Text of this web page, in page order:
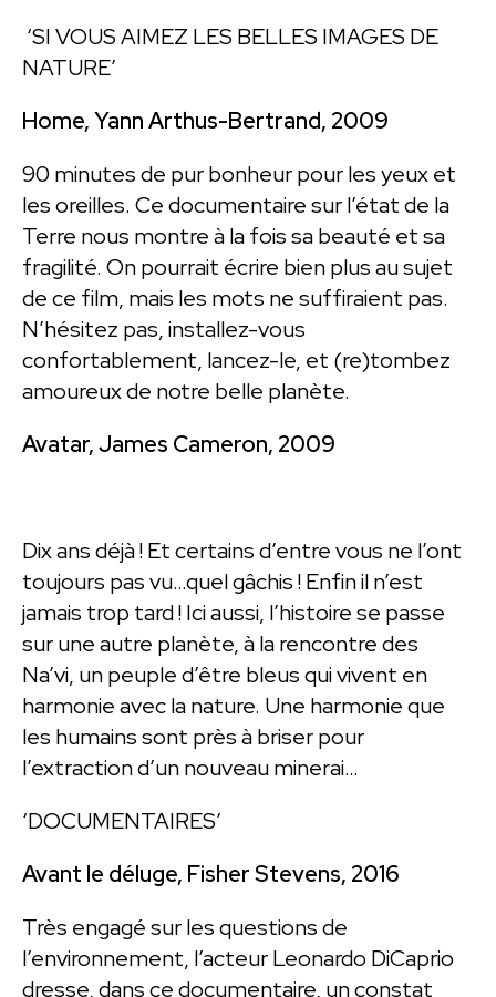
‘SI VOUS AIMEZ LES BELLES IMAGES DE
NATURE’
Home, Yann Arthus-Bertrand, 2009
90 minutes de pur bonheur pour les yeux et
les oreilles. Ce documentaire sur l’état de la
Terre nous montre à la fois sa beauté et sa
fragilité. On pourrait écrire bien plus au sujet
de ce film, mais les mots ne suffiraient pas.
N’hésitez pas, installez-vous
confortablement, lancez-le, et (re)tombez
amoureux de notre belle planète.
Avatar, James Cameron, 2009
Dix ans déjà ! Et certains d’entre vous ne l’ont
toujours pas vu…quel gâchis ! Enfin il n’est
jamais trop tard ! Ici aussi, l’histoire se passe
sur une autre planète, à la rencontre des
Na’vi, un peuple d’être bleus qui vivent en
harmonie avec la nature. Une harmonie que
les humains sont près à briser pour
l’extraction d’un nouveau minerai…
‘DOCUMENTAIRES’
Avant le déluge, Fisher Stevens, 2016
Très engagé sur les questions de
l’environnement, l’acteur Leonardo DiCaprio
dresse, dans ce documentaire, un constat